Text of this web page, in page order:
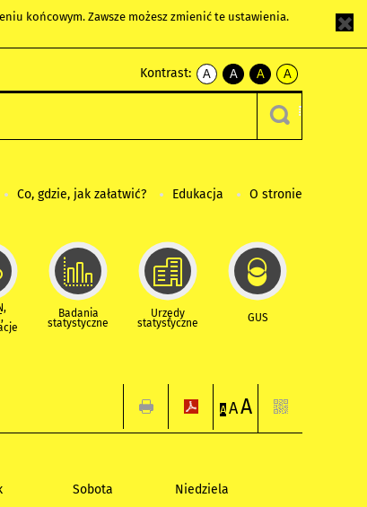
końcowym. Zawsze możesz zmienić te ustawienia.
Kontrast:
A
kontrast
A
kontrast
czarnym
A
kontrast
żółty
tekst
czarnym
A
kontrast
czarny
tekst
żółtym
Co, gdzie, jak załatwić? Edukacja O stronie
Badania
statystyczne
Urzędy
statystyczne GUS
A AA
Sobota Niedziela